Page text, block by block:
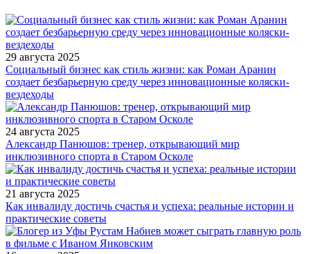
29 августа 2025
Социальный бизнес как стиль жизни: как Роман Аранин
создает безбарьерную среду через инновационные коляски-
вездеходы
24 августа 2025
Александр Панюшов: тренер, открывающий мир
инклюзивного спорта в Старом Осколе
21 августа 2025
Как инвалиду достичь счастья и успеха: реальные истории и
практические советы